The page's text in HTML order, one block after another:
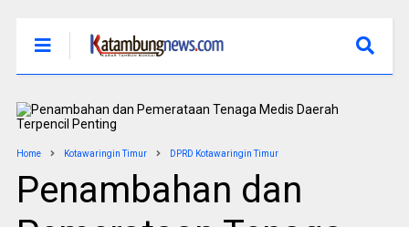
Home Kotawaringin Timur DPRD Kotawaringin Timur
Penambahan dan